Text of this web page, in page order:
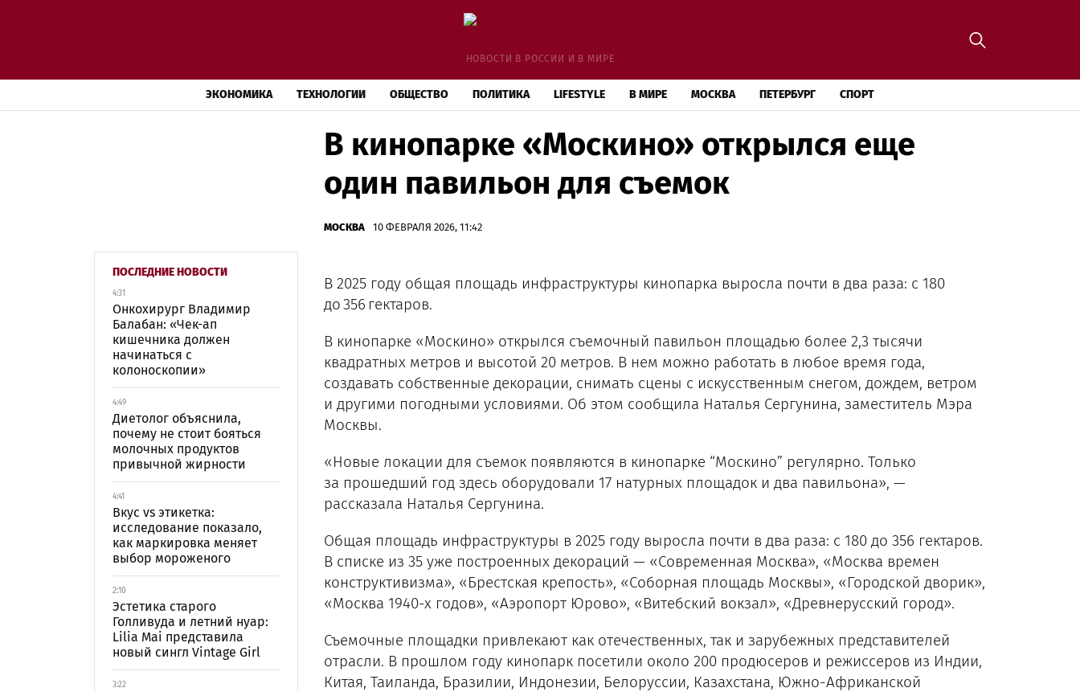
НОВОСТИ В РОССИИ И В МИРЕ
ЭКОНОМИКА ТЕХНОЛОГИИ ОБЩЕСТВО ПОЛИТИКА LIFESTYLE В МИРЕ МОСКВА ПЕТЕРБУРГ СПОРТ
В кинопарке «Москино» открылся еще
один павильон для съемок
МОСКВА 10 ФЕВРАЛЯ 2026, 11:42
ПОСЛЕДНИЕ НОВОСТИ
4:31
Онкохирург Владимир
Балабан: «Чек-ап
кишечника должен
начинаться с
колоноскопии»
4:49
Диетолог объяснила,
почему не стоит бояться
молочных продуктов
привычной жирности
4:41
Вкус vs этикетка:
исследование показало,
как маркировка меняет
выбор мороженого
2:10
Эстетика старого
Голливуда и летний нуар:
Lilia Mai представила
новый сингл Vintage Girl
3:22
В 2025 году общая площадь инфраструктуры кинопарка выросла почти в два раза: с 180
до 356 гектаров.
В кинопарке «Москино» открылся съемочный павильон площадью более 2,3 тысячи
квадратных метров и высотой 20 метров. В нем можно работать в любое время года,
создавать собственные декорации, снимать сцены с искусственным снегом, дождем, ветром
и другими погодными условиями. Об этом сообщила Наталья Сергунина, заместитель Мэра
Москвы.
«Новые локации для съемок появляются в кинопарке “Москино” регулярно. Только
за прошедший год здесь оборудовали 17 натурных площадок и два павильона», —
рассказала Наталья Сергунина.
Общая площадь инфраструктуры в 2025 году выросла почти в два раза: с 180 до 356 гектаров.
В списке из 35 уже построенных декораций — «Современная Москва», «Москва времен
конструктивизма», «Брестская крепость», «Соборная площадь Москвы», «Городской дворик»,
«Москва 1940-х годов», «Аэропорт Юрово», «Витебский вокзал», «Древнерусский город».
Съемочные площадки привлекают как отечественных, так и зарубежных представителей
отрасли. В прошлом году кинопарк посетили около 200 продюсеров и режиссеров из Индии,
Китая, Таиланда, Бразилии, Индонезии, Белоруссии, Казахстана, Южно-Африканской